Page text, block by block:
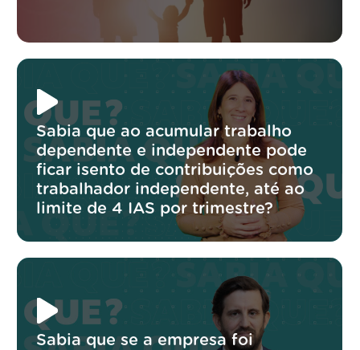
Sabia que ao acumular trabalho
dependente e independente pode
ficar isento de contribuições como
trabalhador independente, até ao
limite de 4 IAS por trimestre?
Sabia que se a empresa foi